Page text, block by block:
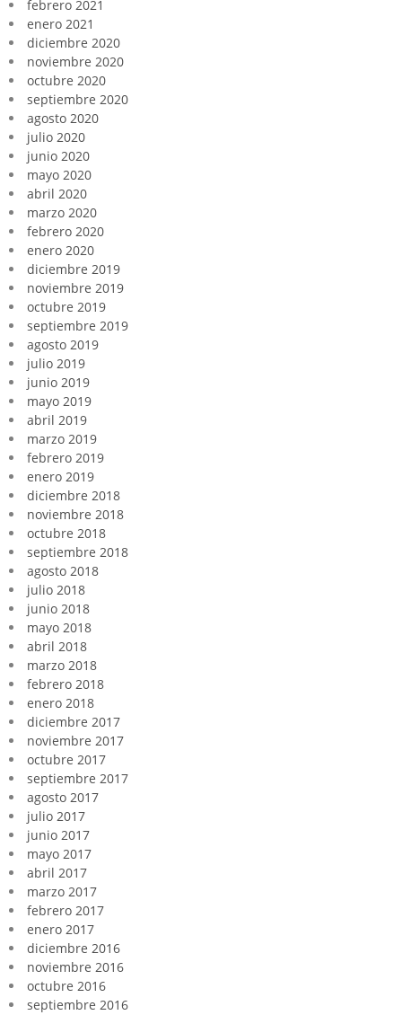
febrero 2021
enero 2021
diciembre 2020
noviembre 2020
octubre 2020
septiembre 2020
agosto 2020
julio 2020
junio 2020
mayo 2020
abril 2020
marzo 2020
febrero 2020
enero 2020
diciembre 2019
noviembre 2019
octubre 2019
septiembre 2019
agosto 2019
julio 2019
junio 2019
mayo 2019
abril 2019
marzo 2019
febrero 2019
enero 2019
diciembre 2018
noviembre 2018
octubre 2018
septiembre 2018
agosto 2018
julio 2018
junio 2018
mayo 2018
abril 2018
marzo 2018
febrero 2018
enero 2018
diciembre 2017
noviembre 2017
octubre 2017
septiembre 2017
agosto 2017
julio 2017
junio 2017
mayo 2017
abril 2017
marzo 2017
febrero 2017
enero 2017
diciembre 2016
noviembre 2016
octubre 2016
septiembre 2016